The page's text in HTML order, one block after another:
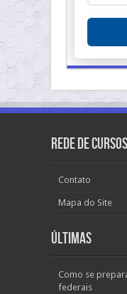
Rede de Cursos
Contato
Mapa do Site
Últimas
Como se
federais